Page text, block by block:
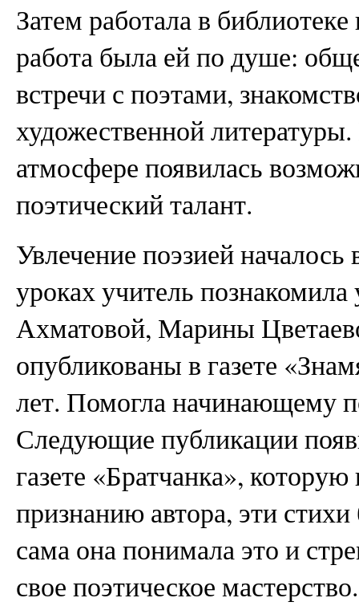
Затем работала в
работа была ей по душе:
встречи с поэтами,
художественной
атмосфере появилась
поэтический талант.
Увлечение поэзией началось
уроках учитель
Ахматовой, Марины
опубликованы в газете
лет. Помогла начинающему
Следующие публикации
газете «Братчанка»,
признанию автора, эти
сама она понимала это и
свое поэтическое мастерство.